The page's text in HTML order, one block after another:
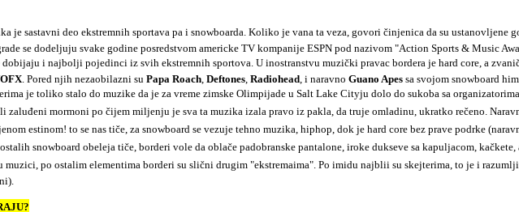
je sastavni deo ekstremnih sportava pa i snowboarda. Koliko je vana ta veza, govori činjenica da su ustanovljene
se dodeljuju svake godine posredstvom americke TV kompanije ESPN pod nazivom "Action Sports & Music
dobijaju i najbolji pojedinci iz svih ekstremnih sportova. U inostranstvu muzički pravac bordera je hard core, a
. Pored njih nezaobilazni su Papa Roach, Deftones, Radiohead, i naravno Guano Apes sa svojom snowboard
je toliko stalo do muzike da je za vreme zimske Olimpijade u Salt Lake Cityju dolo do sukoba sa
zaluđeni mormoni po čijem miljenju je sva ta muzika izala pravo iz pakla, da truje omladinu, ukratko rečeno.
estinom! to se nas tiče, za snowboard se vezuje tehno muzika, hiphop, dok je hard core bez prave podrke
snowboard obeleja tiče, borderi vole da oblače padobranske pantalone, iroke dukseve sa kapuljacom,
muzici, po ostalim elementima borderi su slični drugim "ekstremaima". Po imidu najblii su skejterima, to je i